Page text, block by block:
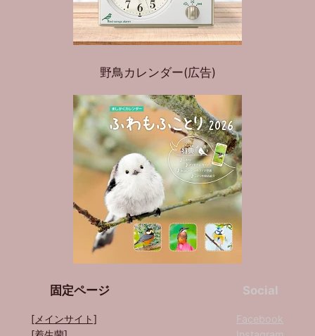
野鳥カレンダー(広告)
固定ページ
[メインサイト]
Social
Facebook